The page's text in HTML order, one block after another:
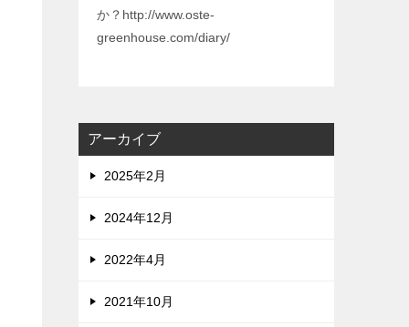
か？http://www.oste-
greenhouse.com/diary/
アーカイブ
2025年2月
2024年12月
2022年4月
2021年10月